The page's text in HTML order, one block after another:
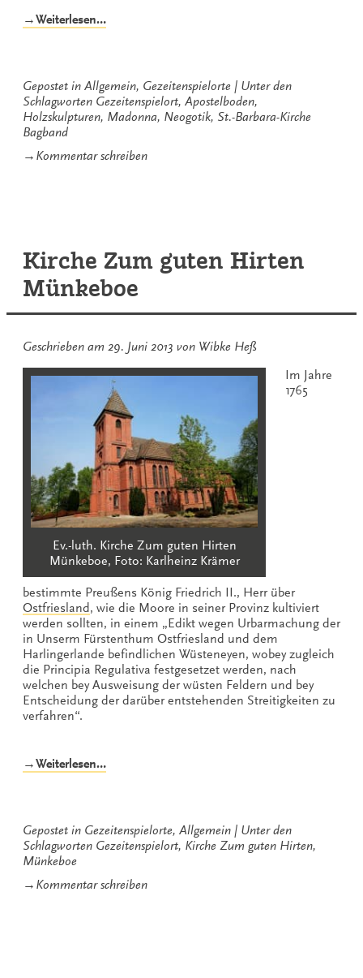
→Weiterlesen…„St.-
Gepostet in Allgemein, Gezeitenspielorte
Unter den
Schlagworten Gezeitenspielort, Apostelboden,
Holzskulpturen, Madonna, Neogotik, St.-Barbara-Kirche
Bagband
→ Kommentar schreibenzu
Kirche Zum guten Hirten
Münkeboe
Geschrieben am 29. Juni 2013 von Wibke Heß
Ev.-luth. Kirche Zum guten Hirten
Münkeboe, Foto: Karlheinz Krämer
Im Jahre
1765
bestimmte Preußens König Friedrich II., Herr über
Ostfriesland , wie die Moore in seiner Provinz kultiviert
werden sollten, in einem „Edikt wegen Urbarmachung der
in Unserm Fürstenthum Ostfriesland und dem
Harlingerlande befindlichen Wüsteneyen, wobey zugleich
die Principia Regulativa festgesetzet werden, nach
welchen bey Ausweisung der wüsten Feldern und bey
Entscheidung der darüber entstehenden Streitigkeiten zu
verfahren“.
→Weiterlesen…„Kirche
Münkeboe“
Gepostet in Gezeitenspielorte, Allgemein
Unter den
Schlagworten Gezeitenspielort, Kirche Zum guten Hirten,
Münkeboe
→ Kommentar schreibenzu